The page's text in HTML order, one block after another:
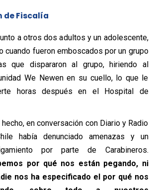
de Fiscalía
a otros dos adultos y un adolescente,
cuando fueron emboscados por un grupo
que dispararon al grupo, hiriendo al
We Newen en su cuello, lo que le
horas después en el Hospital de
en conversación con Diario y Radio
había denunciado amenazas y un
por parte de Carabineros.
por qué nos están pegando, ni
nos ha especificado el por qué nos